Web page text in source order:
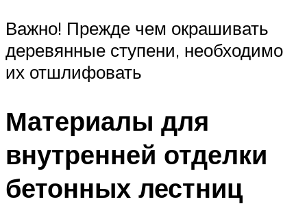
Важно! Прежде чем окрашивать
деревянные ступени, необходимо
их отшлифовать
Материалы для
внутренней отделки
бетонных лестниц